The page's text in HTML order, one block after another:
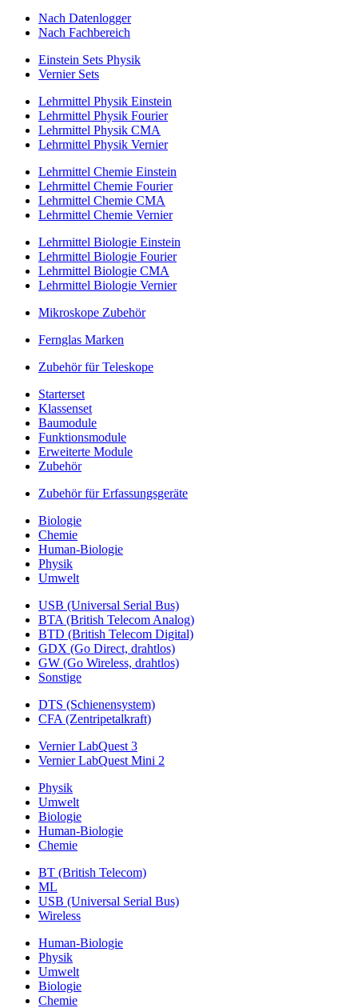
Nach Datenlogger
Nach Fachbereich
Einstein Sets Physik
Vernier Sets
Lehrmittel Physik Einstein
Lehrmittel Physik Fourier
Lehrmittel Physik CMA
Lehrmittel Physik Vernier
Lehrmittel Chemie Einstein
Lehrmittel Chemie Fourier
Lehrmittel Chemie CMA
Lehrmittel Chemie Vernier
Lehrmittel Biologie Einstein
Lehrmittel Biologie Fourier
Lehrmittel Biologie CMA
Lehrmittel Biologie Vernier
Mikroskope Zubehör
Fernglas Marken
Zubehör für Teleskope
Starterset
Klassenset
Baumodule
Funktionsmodule
Erweiterte Module
Zubehör
Zubehör für Erfassungsgeräte
Biologie
Chemie
Human-Biologie
Physik
Umwelt
USB (Universal Serial Bus)
BTA (British Telecom Analog)
BTD (British Telecom Digital)
GDX (Go Direct, drahtlos)
GW (Go Wireless, drahtlos)
Sonstige
DTS (Schienensystem)
CFA (Zentripetalkraft)
Vernier LabQuest 3
Vernier LabQuest Mini 2
Physik
Umwelt
Biologie
Human-Biologie
Chemie
BT (British Telecom)
ML
USB (Universal Serial Bus)
Wireless
Human-Biologie
Physik
Umwelt
Biologie
Chemie